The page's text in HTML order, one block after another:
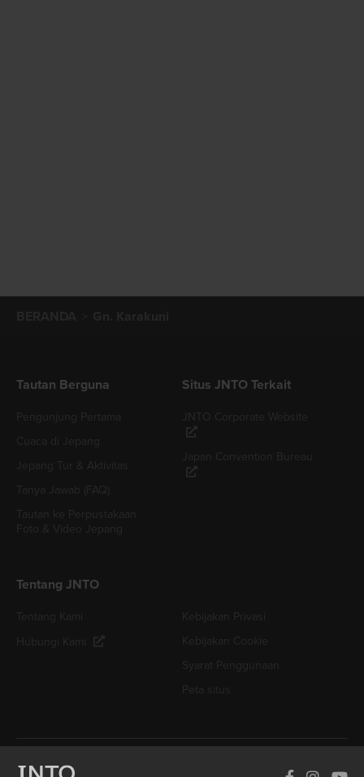
Tautan Berguna Situs JNTO Terkait
Tentang JNTO